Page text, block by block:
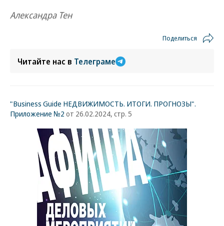
Александра Тен
Поделиться
Читайте нас в Телеграме
"Business Guide НЕДВИЖИМОСТЬ. ИТОГИ. ПРОГНОЗЫ".
Приложение №2 от 26.02.2024, стр. 5